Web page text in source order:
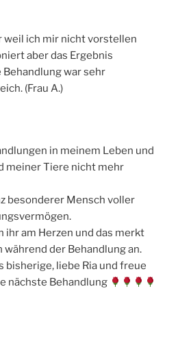
weil ich mir nicht vorstellen
aber das Ergebnis
war sehr
(Frau A.)
in meinem Leben und
meiner Tiere nicht mehr
besonderer Mensch voller
ihr am Herzen und das merkt
während der Behandlung an.
bisherige, liebe Ria und freue
nächste Behandlung